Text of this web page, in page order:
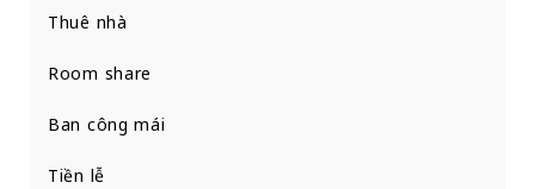
Thuê nhà
Room share
Ban công mái
Tiền lễ